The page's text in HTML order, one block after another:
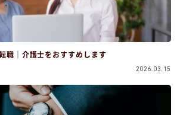
職｜介護士をおすすめします
2026.03.15